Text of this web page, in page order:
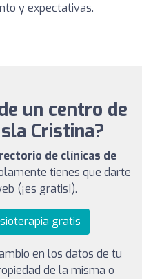
y expectativas.
un centro de
Cristina?
de clínicas de
tienes que darte
(¡es gratis!).
gratis
en los datos de tu
de la misma o